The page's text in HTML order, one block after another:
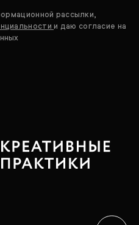
рассылки,
и даю согласие на